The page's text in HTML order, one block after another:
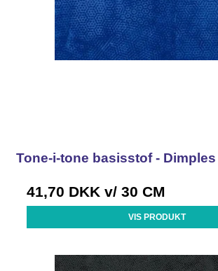
Tone-i-tone basisstof -
41,70 DKK v/ 30 CM
VIS PRODUKT